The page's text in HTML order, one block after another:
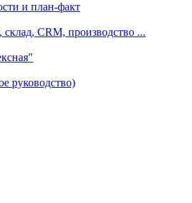
и план-факт
CRM, производство ...
руководство)